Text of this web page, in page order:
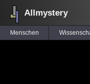
Allmystery
Menschen